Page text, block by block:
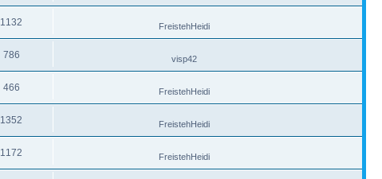
1132 FreistehHeidi
786 visp42
466 FreistehHeidi
1352 FreistehHeidi
1172 FreistehHeidi